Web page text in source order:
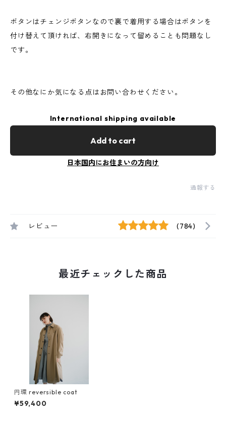
ボタンはチェンジボタンなので裏で着用する場合はボタンを
付け替えて頂ければ、右開きになって留めることも問題なし
です。
その他なにか気になる点はお問い合わせください。
International shipping available
Add to cart
日本国内にお住まいの方向け
通報する
レビュー (784)
最近チェックした商品
円環 reversible coat
¥59,400